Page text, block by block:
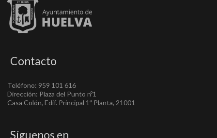
Contacto
Teléfono: 959 101 616
Dirección: Plaza del Punto nº1
Casa Colón, Edif. Principal 1ª Planta, 21001
Síguenos en